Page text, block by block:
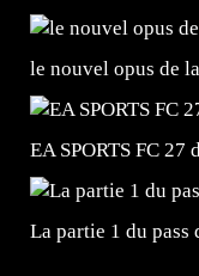
le nouvel opus de
EA SPORTS FC
La partie 1 du pass